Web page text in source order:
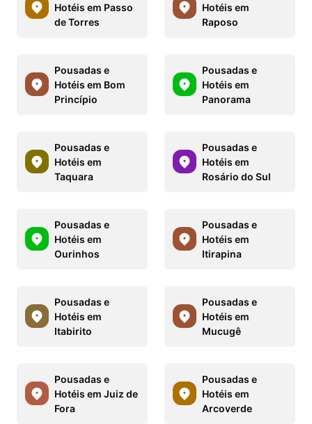
Hotéis em Passo
de Torres
Hotéis em
Raposo
Pousadas e
Hotéis em Bom
Princípio
Pousadas e
Hotéis em
Panorama
Pousadas e
Hotéis em
Taquara
Pousadas e
Hotéis em
Rosário do Sul
Pousadas e
Hotéis em
Ourinhos
Pousadas e
Hotéis em
Itirapina
Pousadas e
Hotéis em
Itabirito
Pousadas e
Hotéis em
Mucugê
Pousadas e
Hotéis em Juiz de
Fora
Pousadas e
Hotéis em
Arcoverde